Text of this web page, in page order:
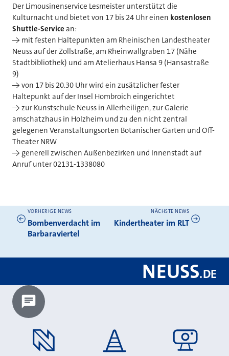
Der Limousinenservice Lesmeister unterstützt die
Kulturnacht und bietet von 17 bis 24 Uhr einen kostenlosen
Shuttle-Service an:
-> mit festen Haltepunkten am Rheinischen Landestheater
Neuss auf der Zollstraße, am Rheinwallgraben 17 (Nähe
Stadtbibliothek) und am Atelierhaus Hansa 9 (Hansastraße
9)
-> von 17 bis 20.30 Uhr wird ein zusätzlicher fester
Haltepunkt auf der Insel Hombroich eingerichtet
-> zur Kunstschule Neuss in Allerheiligen, zur Galerie
amschatzhaus in Holzheim und zu den nicht zentral
gelegenen Veranstaltungsorten Botanischer Garten und Off-
Theater NRW
-> generell zwischen Außenbezirken und Innenstadt auf
Anruf unter 02131-1338080
Weitere News
VORHERIGE NEWS
Bombenverdacht im
Barbaraviertel
NÄCHSTE NEWS
Kindertheater im RLT
NEUSS.DE
Chatbot laden?